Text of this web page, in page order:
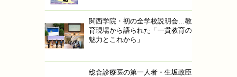
関西学院・初の全学校説明会…教
育現場から語られた「一貫教育の
魅力とこれから」
総合診療医の第一人者・生坂政臣